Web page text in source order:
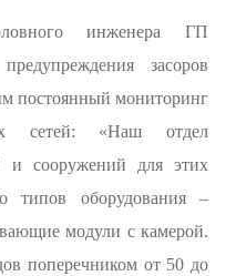
инженера ГП
засоров
постоянный мониторинг
сетей: «Наш отдел
и сооружений для этих
типов оборудования –
модули с камерой.
поперечником от 50 до